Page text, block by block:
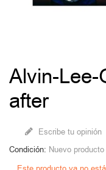
Alvin-Lee-
after
Escribe tu opinión
Condición: Nuevo producto